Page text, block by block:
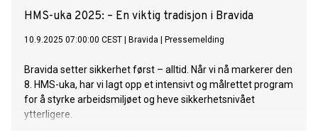
HMS-uka 2025: – En viktig tradisjon i Bravida
10.9.2025 07:00:00 CEST Bravida Pressemelding
Bravida setter sikkerhet først – alltid. Når vi nå markerer den
8. HMS-uka, har vi lagt opp et intensivt og målrettet program
for å styrke arbeidsmiljøet og heve sikkerhetsnivået
ytterligere.